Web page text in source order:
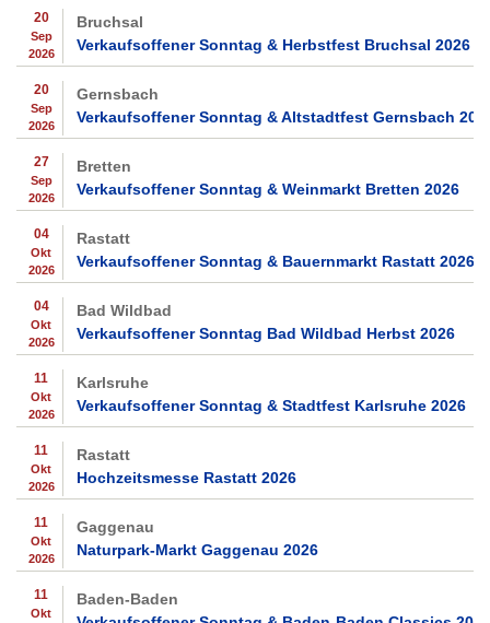
20
Sep
2026
Bruchsal
Verkaufsoffener Sonntag & Herbstfest Bruchsal 2026
20
Sep
2026
Gernsbach
Verkaufsoffener Sonntag & Altstadtfest Gernsbach
27
Sep
2026
Bretten
Verkaufsoffener Sonntag & Weinmarkt Bretten 2026
04
Okt
2026
Rastatt
Verkaufsoffener Sonntag & Bauernmarkt Rastatt 2026
04
Okt
2026
Bad Wildbad
Verkaufsoffener Sonntag Bad Wildbad Herbst 2026
11
Okt
2026
Karlsruhe
Verkaufsoffener Sonntag & Stadtfest Karlsruhe 2026
11
Okt
2026
Rastatt
Hochzeitsmesse Rastatt 2026
11
Okt
2026
Gaggenau
Naturpark-Markt Gaggenau 2026
11
Okt
Baden-Baden